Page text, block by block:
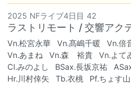
2025 NFライブ4日目 42
ラストリモート / 交響アク
Vn.松宮永華 Vn.髙嶋千暖 Vn.倍
Vn.あまね
Vn.森 裕貴 Vn.よて
Cl.みのよし
BSax.長坂京祐
Hr.川村倖矢
Tb.衣桃 Pf.ちょす